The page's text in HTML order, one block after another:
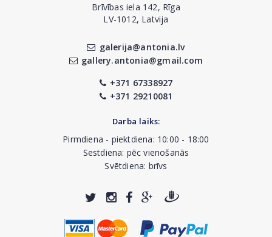
Brīvības iela 142, Rīga
LV-1012, Latvija
galerija@antonia.lv
gallery.antonia@gmail.com
+371 67338927
+371 29210081
Darba laiks:
Pirmdiena - piektdiena: 10:00 - 18:00
Sestdiena: pēc vienošanās
Svētdiena: brīvs